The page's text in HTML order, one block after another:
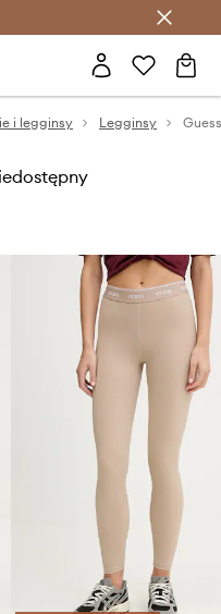
Club >
i legginsy Legginsy